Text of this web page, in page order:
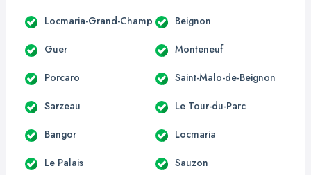
Locmaria-Grand-Champ Beignon
Guer Monteneuf
Porcaro Saint-Malo-de-Beignon
Sarzeau Le Tour-du-Parc
Bangor Locmaria
Le Palais Sauzon